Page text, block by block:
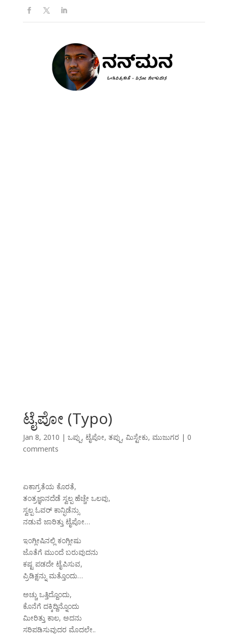
ಟೈಪೋ (Typo)
Jan 8, 2010 | ಒಪ್ಪು, ಟೈಪೋ, ತಪ್ಪು, ಮಿಸ್ಟೇಕು, ಮುಜುಗರ | 0
comments
ಏಕಾಗ್ರತೆಯ ಕೊರತೆ,
ತಂತ್ರಜ್ಞಾನದೆಡೆ ಸ್ವಲ್ಪ ಹೆಚ್ಚೇ ಒಲವು,
ಸ್ವಲ್ಪ ಓವರ್ ಕಾನ್ಫಿಡೆನ್ಸು
ನಡುವೆ ಜಾರಿತ್ತು ಟೈಪೋ…
ಇಂಗ್ಲೀಷಿನಲ್ಲಿ ಕಂಗ್ಲೀಷು
ಜೊತೆಗೆ ಮುಂದೆ ಬರುವುದನು
ಕಷ್ಟ ಪಡದೇ ಟೈಪಿಸುವ,
ಪ್ರಿಡಿಕ್ಷನ್ನು ಮತ್ತೊಂದು…
ಅಚ್ಚು ಒತ್ತಿದ್ದೊಂದು,
ಕೊನೆಗೆ ದಕ್ಕಿದ್ದಿನ್ನೊಂದು
ಮೀರಿತ್ತು ಕಾಲ, ಅದನು
ಸರಿಪಡಿಸುವುದರ ಮೊದಲೇ..